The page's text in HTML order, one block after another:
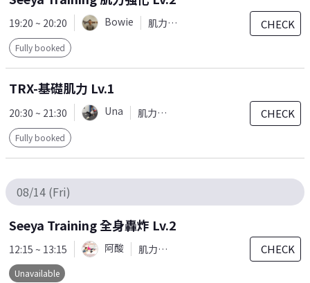
19:20 ~ 20:20 Bowie 肌力訓練
Fully booked
CHECK
TRX-基礎肌力 Lv.1
20:30 ~ 21:30 Una 肌力訓練
Fully booked
CHECK
08/14 (Fri)
Seeya Training 全身轟炸 Lv.2
12:15 ~ 13:15 阿酸 肌力訓練
Unavailable
CHECK